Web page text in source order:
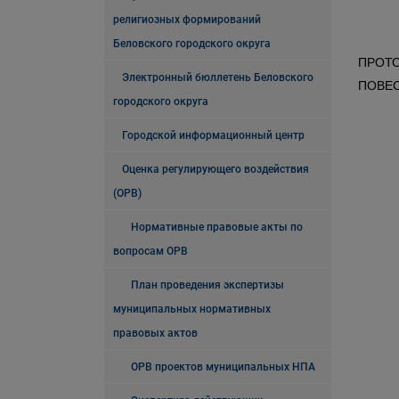
религиозных формирований
Беловского городского округа
Электронный бюллетень Беловского
городского округа
Городской информационный центр
Оценка регулирующего воздействия
(ОРВ)
Нормативные правовые акты по
вопросам ОРВ
План проведения экспертизы
муниципальных нормативных
правовых актов
ОРВ проектов муниципальных НПА